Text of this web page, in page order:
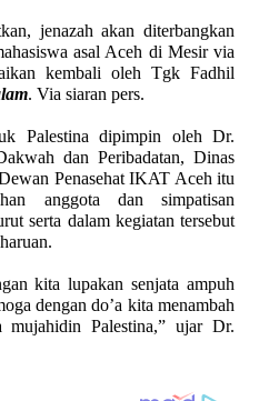
jenazah akan diterbangkan
asal Aceh di Mesir via
kembali oleh Tgk Fadhil
. Via siaran pers.
Palestina dipimpin oleh Dr.
dan Peribadatan, Dinas
Penasehat IKAT Aceh itu
anggota dan simpatisan
serta dalam kegiatan tersebut
kita lupakan senjata ampuh
dengan do’a kita menambah
mujahidin Palestina,” ujar Dr.